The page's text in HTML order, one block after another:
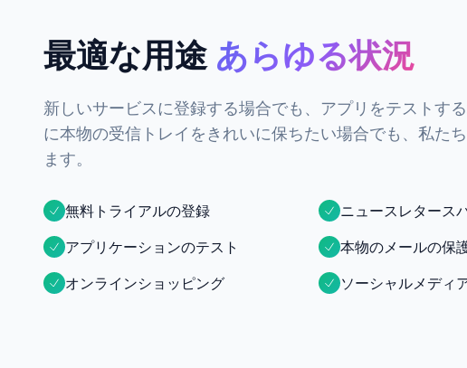
最適な用途 あらゆる状況
新しいサービスに登録する場合でも、アプリをテストす
に本物の受信トレイをきれいに保ちたい場合でも、私た
ます。
無料トライアルの登録
ニュースレタース
アプリケーションのテスト
本物のメールの保
オンラインショッピング
ソーシャルメディ